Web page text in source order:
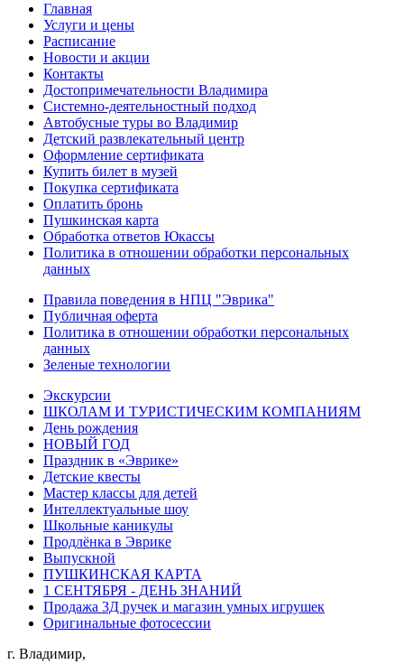
Главная
Услуги и цены
Расписание
Новости и акции
Контакты
Достопримечательности Владимира
Системно-деятельностный подход
Автобусные туры во Владимир
Детский развлекательный центр
Оформление сертификата
Купить билет в музей
Покупка сертификата
Оплатить бронь
Пушкинская карта
Обработка ответов Юкассы
Политика в отношении обработки персональных
данных
Правила поведения в НПЦ "Эврика"
Публичная оферта
Политика в отношении обработки персональных
данных
Зеленые технологии
Экскурсии
ШКОЛАМ И ТУРИСТИЧЕСКИМ КОМПАНИЯМ
День рождения
НОВЫЙ ГОД
Праздник в «Эврике»
Детские квесты
Мастер классы для детей
Интеллектуальные шоу
Школьные каникулы
Продлёнка в Эврике
Выпускной
ПУШКИНСКАЯ КАРТА
1 СЕНТЯБРЯ - ДЕНЬ ЗНАНИЙ
Продажа 3Д ручек и магазин умных игрушек
Оригинальные фотосессии
г. Владимир,